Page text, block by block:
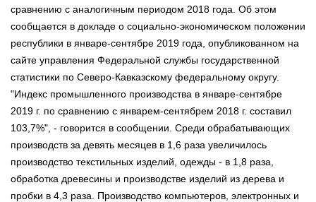
сравнению с аналогичным периодом 2018 года. Об этом
сообщается в докладе о социально-экономическом положении
республики в январе-сентябре 2019 года, опубликованном на
сайте управления Федеральной службы государственной
статистики по Северо-Кавказскому федеральному округу.
"Индекс промышленного производства в январе-сентябре
2019 г. по сравнению с январем-сентябрем 2018 г. составил
103,7%", - говорится в сообщении. Среди обрабатывающих
производств за девять месяцев в 1,6 раза увеличилось
производство текстильных изделий, одежды - в 1,8 раза,
обработка древесины и производстве изделий из дерева и
пробки в 4,3 раза. Производство компьютеров, электронных и